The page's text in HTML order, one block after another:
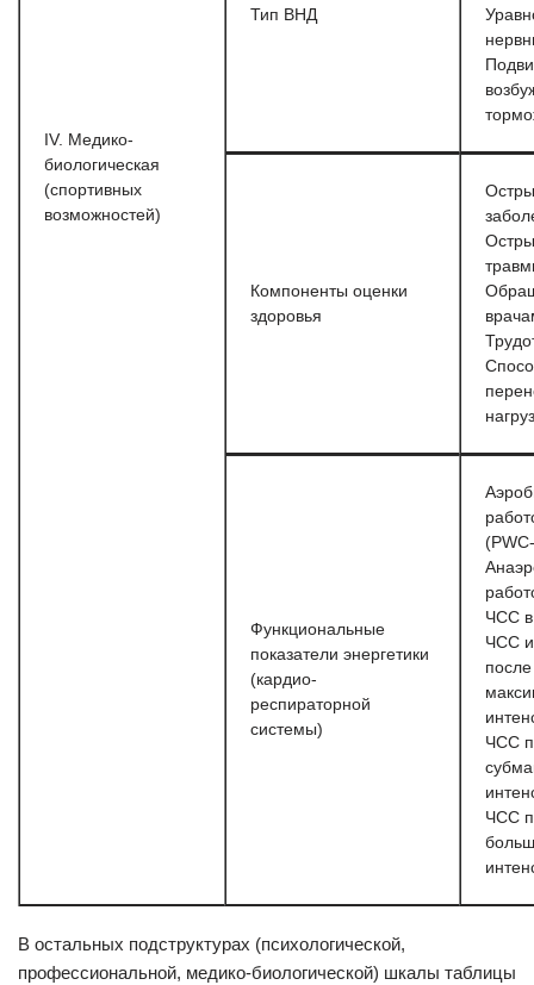
IV. Медико-
биологическая
(спортивных
возможностей)
Тип ВНД
Компоненты оценки
здоровья
Функциональные
показатели энергетики
(кардио-
респираторной
системы)
ЧСС в
ЧСС и
ЧСС
ЧСС
В остальных подструктурах (психологической,
профессиональной, медико-биологической) шкалы таблицы